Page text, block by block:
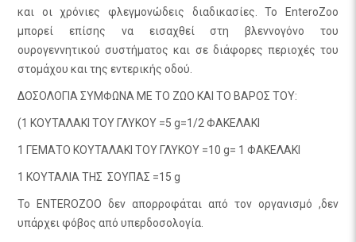
και οι χρόνιες φλεγμονώδεις διαδικασίες. Το EnteroZoo
μπορεί επίσης να εισαχθεί στη βλεννογόνο του
ουρογεννητικού συστήματος και σε διάφορες περιοχές του
στομάχου και της εντερικής οδού.
ΔΟΣΟΛΟΓΙΑ ΣΥΜΦΩΝΑ ΜΕ ΤΟ ΖΩΟ ΚΑΙ ΤΟ ΒΑΡΟΣ ΤΟΥ:
(1 ΚΟΥΤΑΛΑΚΙ TOY ΓΛΥΚΟΥ =5 g=1/2 ΦΑΚΕΛΑΚΙ
1 ΓΕΜΑΤΟ ΚΟΥΤΑΛΑΚΙ ΤΟΥ ΓΛΥΚΟΥ =10 g= 1 ΦΑΚΕΛΑΚΙ
1 ΚΟΥΤΑΛΙΑ ΤΗΣ ΣΟΥΠΑΣ =15 g
Το ENTEROZOO δεν απορροφάται από τον οργανισμό ,δεν
υπάρχει φόβος από υπερδοσολογία.